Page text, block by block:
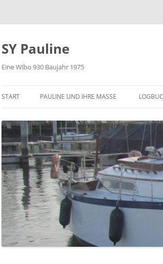
Zum
SY Pauline
Eine Wibo 930 Baujahr 1975
START PAULINE UND IHRE MASSE
JUNI
DER
2014)